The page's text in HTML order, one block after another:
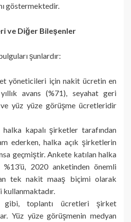
göstermektedir.
ve Diğer Bileşenler
şunlardır:
yöneticileri için nakit ücretin en
avans (%71), seyahat geri
yüz yüze görüşme ücretleridir
halka kapalı şirketler tarafından
ederken, halka açık şirketlerin
geçmiştir. Ankete katılan halka
2020 anketinden önemli
tek nakit maaş biçimi olarak
gibi, toplantı ücretleri şirket
Yüz yüze görüşmenin medyan